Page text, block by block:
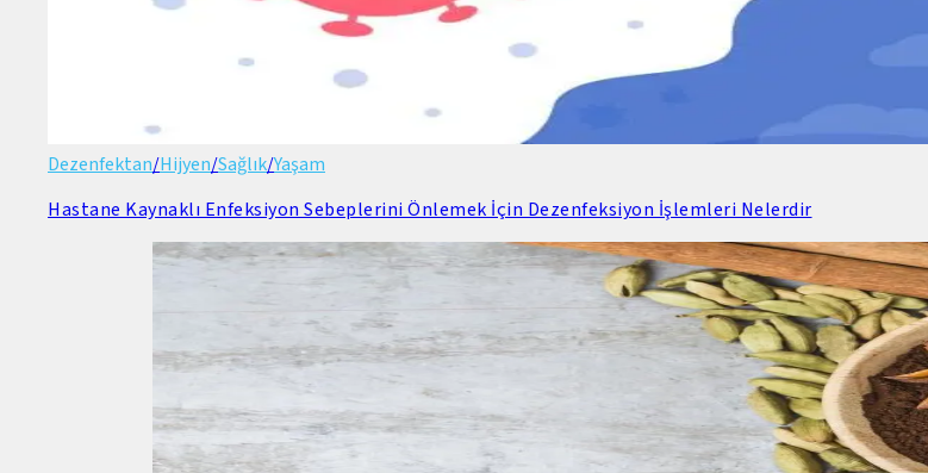
Dezenfektan/Hijyen/Sağlık/Yaşam
Hastane Kaynaklı Enfeksiyon Sebeplerini Önlemek İçin Dezenfeksiyon İşlemleri Nelerdir